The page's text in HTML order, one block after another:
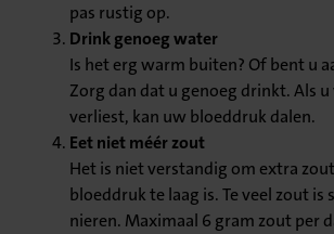
pas rustig op.
Drink genoeg water
Is het erg warm buiten? Of bent u
Zorg dan dat u genoeg drinkt. Als
verliest, kan uw bloeddruk dalen.
Eet niet méér zout
Het is niet verstandig om extra
bloeddruk te laag is. Te veel zout is
nieren. Maximaal 6 gram zout per